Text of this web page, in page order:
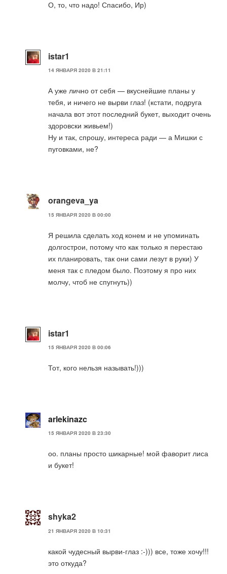
О, то, что надо! Спасибо, Ир)
istar1
14 ЯНВАРЯ 2020 В 21:11
А уже лично от себя — вкуснейшие планы у
тебя, и ничего не вырви глаз! (кстати, подруга
начала вот этот последний букет, выходит очень
здоровски живьем!)
Ну и так, спрошу, интереса ради — а Мишки с
пуговками, не?
orangeva_ya
15 ЯНВАРЯ 2020 В 00:00
Я решила сделать ход конем и не упоминать
долгострои, потому что как только я перестаю
их планировать, так они сами лезут в руки) У
меня так с пледом было. Поэтому я про них
молчу, чтоб не спугнуть))
istar1
15 ЯНВАРЯ 2020 В 00:06
Тот, кого нельзя называть!)))
arlekinazc
15 ЯНВАРЯ 2020 В 23:30
оо. планы просто шикарные! мой фаворит лиса
и букет!
shyka2
21 ЯНВАРЯ 2020 В 10:31
какой чудесный вырви-глаз :-))) все, тоже хочу!!!
это откуда?